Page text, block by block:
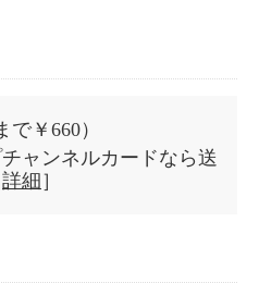
で￥660）
ャンネルカードなら送
詳細 ］